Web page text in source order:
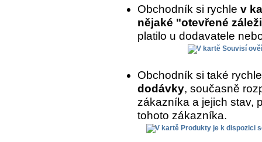
Obchodník si rychle v
nějaké "otevřené
platilo u dodavatele
Obchodník si také
dodávky, současně
zákazníka a jejich stav,
tohoto zákazníka.